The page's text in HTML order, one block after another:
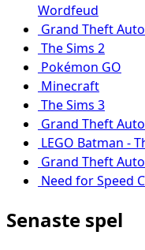
Wordfeud
Grand Theft
The Sims 2
Pokémon GO
Minecraft
The Sims 3
Grand Theft
LEGO Batman -
Grand Theft Auto
Need for Speed
Senaste spel